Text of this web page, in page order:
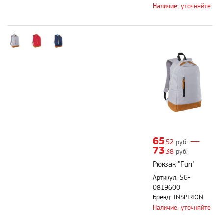
Наличие: уточняйте
65,52 руб. —
73,38 руб.
Рюкзак "Fun"
Артикул: 56-
0819600
Бренд: INSPIRION
Наличие: уточняйте